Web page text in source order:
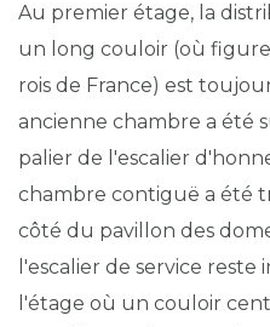
Au premier étage, la
un long couloir (où
rois de France) est
ancienne chambre a été
palier de l'escalier
chambre contiguë a été
côté du pavillon des
l'escalier de service reste
l'étage où un couloir